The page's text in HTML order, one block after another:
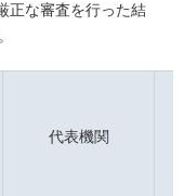
正な審査を行った結
代表機関